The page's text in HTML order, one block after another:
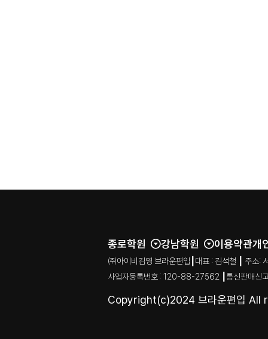
종로학원 강남학원 이용약관개
㈜아이비김영 브라운편입┃대표 : 김석철 ┃ 주
사업자등록번호 : 120-88-27562 ┃통신판매신
Copyright(c)2024 브라운편입